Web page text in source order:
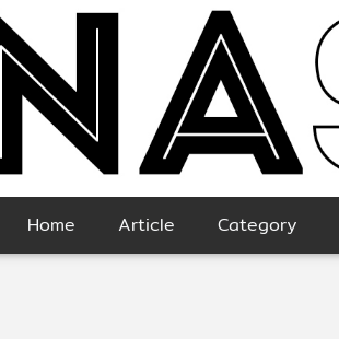
Home Article Category